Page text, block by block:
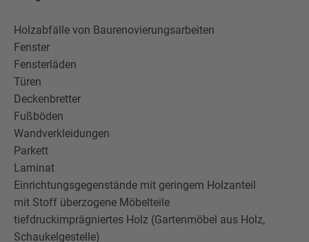
Holzabfälle von Baurenovierungsarbeiten
Fenster
Fensterläden
Türen
Deckenbretter
Fußböden
Wandverkleidungen
Parkett
Laminat
Einrichtungsgegenstände mit geringem Holzanteil
mit Stoff überzogene Möbelteile
tiefdruckimprägniertes Holz (Gartenmöbel aus Holz,
Schaukelgestelle)